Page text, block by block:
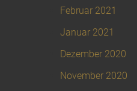
Februar 2021
Januar 2021
Dezember 2020
November 2020